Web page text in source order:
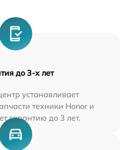
до 3-х лет
устанавливает
техники Honor и
гарантию до 3 лет.